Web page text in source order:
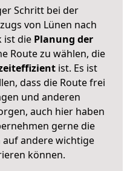
Schritt bei der
von Lünen nach
ist diePlanung der
Route zu wählen, die
ist. Es ist
dass die Route frei
und anderen
auch hier haben
gerne die
auf andere wichtige
können.